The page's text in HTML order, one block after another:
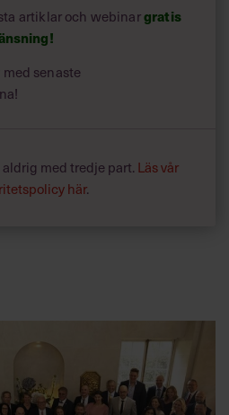
i ämnet ”som en del av
enligt Reuters och
artiklar och webinargratis
med senaste
med tredje part. Läs vår
här.